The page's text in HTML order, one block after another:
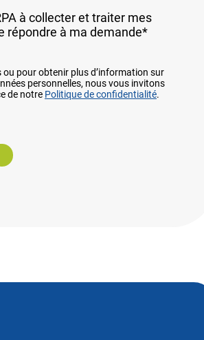
à collecter et traiter mes
répondre à ma demande*
ou pour obtenir plus d’information sur
personnelles, nous vous invitons
de notre Politique de confidentialité.